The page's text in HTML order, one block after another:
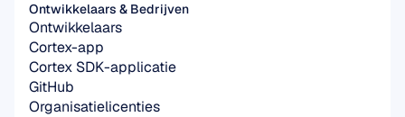
Ontwikkelaars & Bedrijven
Ontwikkelaars
Cortex-app
Cortex SDK-applicatie
GitHub
Organisatielicenties